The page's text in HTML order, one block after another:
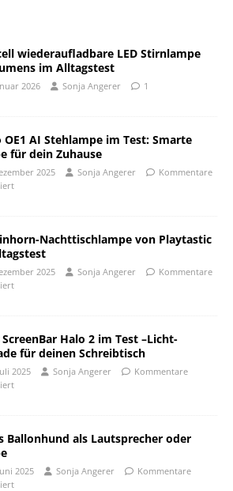
wiederaufladbare LED Stirnlampe
im Alltagstest
2026 Sonja Angerer 1
OE1 AI Stehlampe im Test: Smarte
für dein Zuhause
2025 Sonja Angerer
Kommentare
Nachttischlampe von Playtastic
2025 Sonja Angerer
Kommentare
ScreenBar Halo 2 im Test –Licht-
für deinen Schreibtisch
2025 Sonja Angerer
Kommentare
Ballonhund als Lautsprecher oder
2025 Sonja Angerer
Kommentare